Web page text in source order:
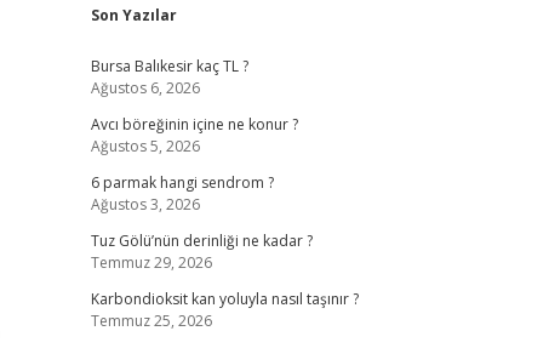
Sidebar
Son Yazılar
Bursa Balıkesir kaç TL ?
Ağustos 6, 2026
Avcı böreğinin içine ne konur ?
Ağustos 5, 2026
6 parmak hangi sendrom ?
Ağustos 3, 2026
Tuz Gölü’nün derinliği ne kadar ?
Temmuz 29, 2026
Karbondioksit kan yoluyla nasıl taşınır ?
Temmuz 25, 2026